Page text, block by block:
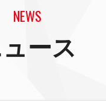
NEWS
ース